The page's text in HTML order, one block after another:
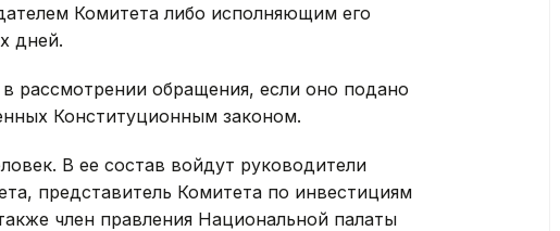
Комитета либо исполняющим его
дней.
рассмотрении обращения, если оно подано
Конституционным законом.
В ее состав войдут руководители
представитель Комитета по инвестициям
член правления Национальной палаты